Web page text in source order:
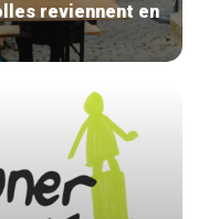
reviennent en